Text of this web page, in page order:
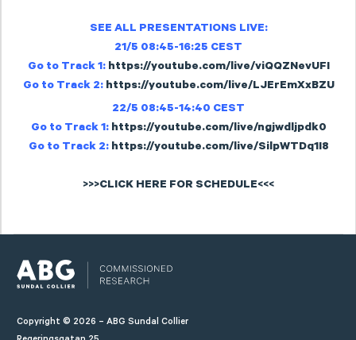
SEE ALL PRESENTATIONS LIVE:
21/5 08:45-16:25 CEST
Go to Track 1: https://youtube.com/live/viQQZNevUFI
Go to Track 2: https://youtube.com/live/LJErEmXxBZU
22/5 08:45-14:40 CEST
Go to Track 1: https://youtube.com/live/ngjwdljpdk0
Go to Track 2: https://youtube.com/live/SilpWTDq1I8
>>>CLICK HERE FOR SCHEDULE<<<
Copyright © 2026 – ABG Sundal Collier